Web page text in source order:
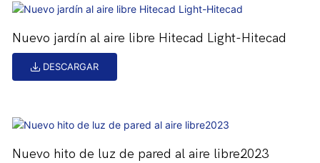
Nuevo jardín al aire libre Hitecad Light-Hitecad
DESCARGAR
Nuevo hito de luz de pared al aire libre2023